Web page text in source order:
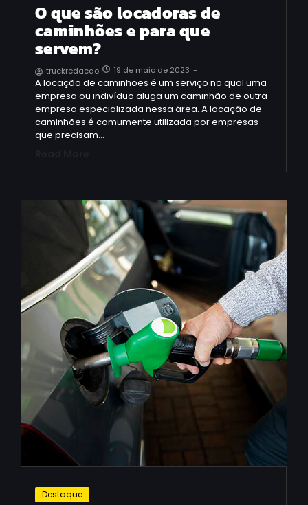
O que são locadoras de
caminhões e para que
servem?
truckredacao 19 de maio de 2023 -
A locação de caminhões é um serviço no qual uma
empresa ou indivíduo aluga um caminhão de outra
empresa especializada nessa área. A locação de
caminhões é comumente utilizada por empresas
que precisam…
Destaque